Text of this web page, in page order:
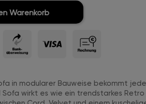
Warenkorb
in modularer Bauweise bekommt
Sofa wirkt es wie ein trendstarkes